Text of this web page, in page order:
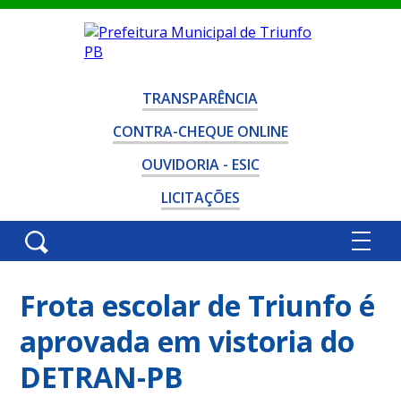
TRANSPARÊNCIA
CONTRA-CHEQUE ONLINE
OUVIDORIA - ESIC
LICITAÇÕES
Frota escolar de Triunfo é
aprovada em vistoria do
DETRAN-PB